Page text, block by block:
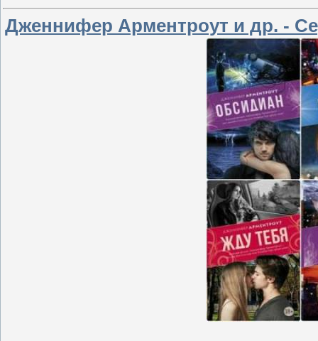
Дженнифер Арментроут и др. -